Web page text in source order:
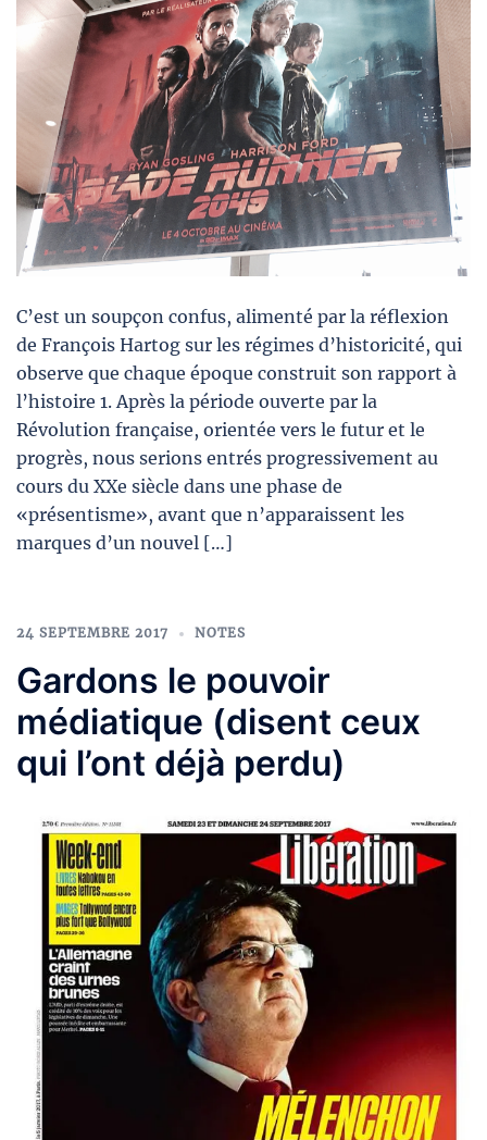
C’est un soupçon confus, alimenté par la réflexion
de François Hartog sur les régimes d’historicité, qui
observe que chaque époque construit son rapport à
l’histoire 1. Après la période ouverte par la
Révolution française, orientée vers le futur et le
progrès, nous serions entrés progressivement au
cours du XXe siècle dans une phase de
«présentisme», avant que n’apparaissent les
marques d’un nouvel […]
24 SEPTEMBRE 2017 NOTES
Gardons le pouvoir
médiatique (disent ceux
qui l’ont déjà perdu)